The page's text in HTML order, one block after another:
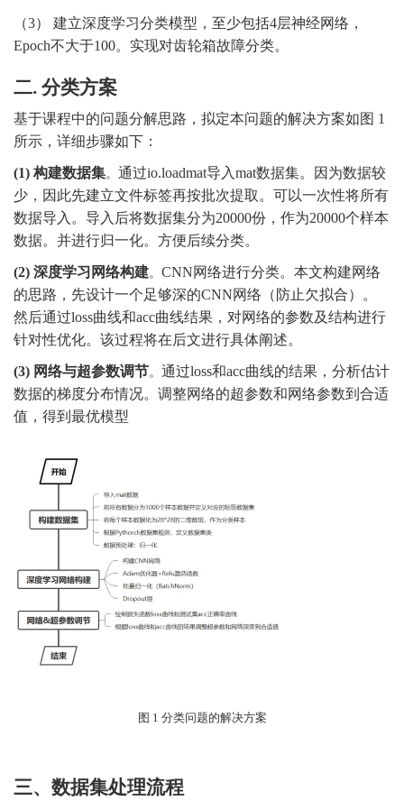
（3） 建立深度学习分类模型，至少包括4层神经网络，
Epoch不大于100。实现对齿轮箱故障分类。
二. 分类方案
基于课程中的问题分解思路，拟定本问题的解决方案如图 1
所示，详细步骤如下：
(1) 构建数据集。 通过io.loadmat导入mat数据集。因为数据较
少，因此先建立文件标签再按批次提取。可以一次性将所有
数据导入。导入后将数据集分为20000份，作为20000个样本
数据。并进行归一化。方便后续分类。
(2) 深度学习网络构建。 CNN网络进行分类。本文构建网络
的思路，先设计一个足够深的CNN网络（防止欠拟合）。
然后通过loss曲线和acc曲线结果，对网络的参数及结构进行
针对性优化。该过程将在后文进行具体阐述。
(3) 网络与超参数调节。 通过loss和acc曲线的结果，分析估计
数据的梯度分布情况。调整网络的超参数和网络参数到合适
值，得到最优模型
图 1 分类问题的解决方案
三、数据集处理流程